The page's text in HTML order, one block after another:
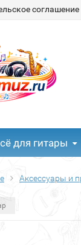
соглашение
для гитары
Аксессуары и